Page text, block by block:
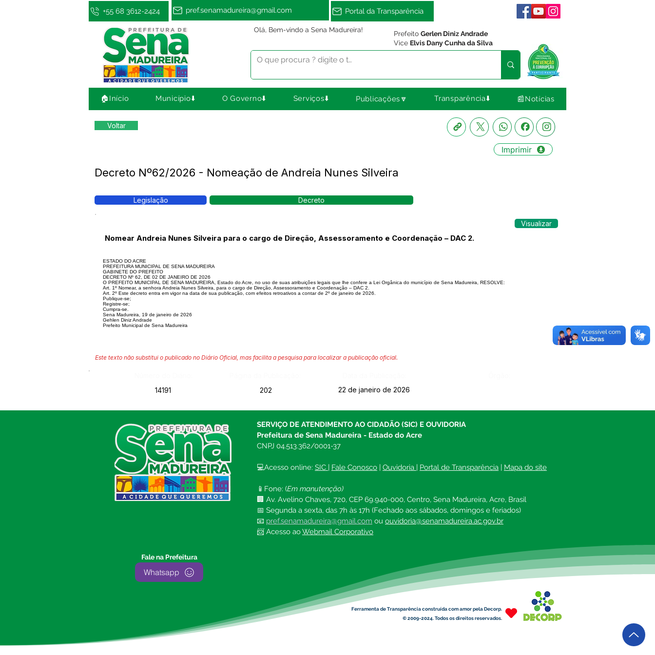
+55 68 3612-2424 pref.senamadureira@gmail.com Portal da Transparência
Olá, Bem-vindo a Sena Madureira! Prefeito Gerlen Diniz Andrade
Vice Elvis Dany Cunha da Silva
🏠Início Município⬇️ O Governo⬇️ Serviços⬇️ Publicações🔽 Transparência⬇️ 📰Notícias
Voltar
Imprimir
Decreto Nº62/2026 - Nomeação de Andreia Nunes Silveira
Legislação Decreto
Visualizar
Nomear Andreia Nunes Silveira para o cargo de Direção, Assessoramento e Coordenação – DAC 2.
ESTADO DO ACRE
PREFEITURA MUNICIPAL DE SENA MADUREIRA
GABINETE DO PREFEITO
DECRETO Nº 62, DE 02 DE JANEIRO DE 2026
O PREFEITO MUNICIPAL DE SENA MADUREIRA, Estado do Acre, no uso de suas atribuições legais que lhe confere a Lei Orgânica do município de Sena Madureira, RESOLVE:
Art. 1º Nomear, a senhora Andreia Nunes Silveira, para o cargo de Direção, Assessoramento e Coordenação – DAC 2.
Art. 2º Este decreto entra em vigor na data de sua publicação, com efeitos retroativos a contar de 2º de janeiro de 2026.
Publique-se;
Registre-se;
Cumpra-se.
Sena Madureira, 19 de janeiro de 2026
Gehlen Diniz Andrade
Prefeito Municipal de Sena Madureira
Este texto não substitui o publicado no Diário Oficial, mas facilita a pesquisa para localizar a publicação oficial.
14191
202 22 de janeiro de 2026
CIDADÃO (SIC) E OUVIDORIA
Prefeitura de Sena Madureira
CNPJ 04.513.362/0001-37
Av. Avelino Chaves, n° 720, 69940-
Sena Madureira, Acre, Brasil
Fone: +55 (68) 9927-0502
SERVIÇO DE ATENDIMENTO AO CIDADÃO (SIC) E OUVIDORIA
Prefeitura de Sena Madureira - Estado do Acre
CNPJ 04.513.362/0001-37
💻Acesso online: SIC | Fale Conosco | Ouvidoria | Portal de Transparência | Mapa do site
📱Fone: (Em manutenção)
🏢 Av. Avelino Chaves, 720, CEP 69.940-000, Centro, Sena Madureira, Acre, Brasil
📅 Segunda a sexta, das 7h às 17h (Fechado aos sábados, domingos e feriados)
📧 pref.senamadureira@gmail.com ou ouvidoria@senamadureira.ac.gov.br
📨 Acesso ao Webmail Corporativo
Fale na Prefeitura
Whatsapp
Ferramenta de Transparência construída com amor pela Decorp.
© 2009-2024. Todos os direitos reservados.